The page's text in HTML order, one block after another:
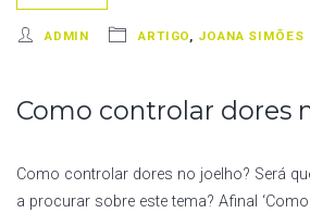
ADMIN ARTIGO, JOANA SIMÕES
Como controlar dores
Como controlar dores no joelho? Será
a procurar sobre este tema? Afinal